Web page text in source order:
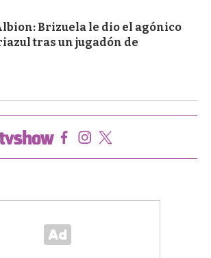
Brizuela le dio el agónico
tras un jugadón de